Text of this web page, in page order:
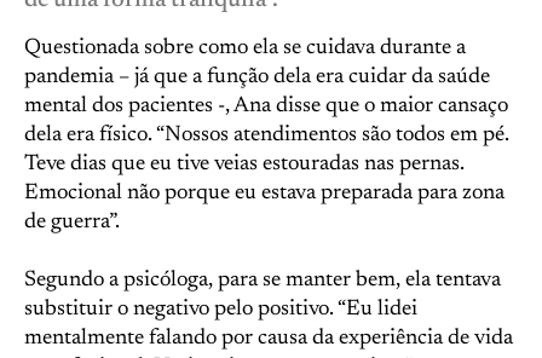
Questionada sobre como ela se cuidava durante a
pandemia – já que a função dela era cuidar da saúde
mental dos pacientes -, Ana disse que o maior cansaço
dela era físico. “Nossos atendimentos são todos em pé.
Teve dias que eu tive veias estouradas nas pernas.
Emocional não porque eu estava preparada para zona
de guerra”.
Segundo a psicóloga, para se manter bem, ela tentava
substituir o negativo pelo positivo. “Eu lidei
mentalmente falando por causa da experiência de vida